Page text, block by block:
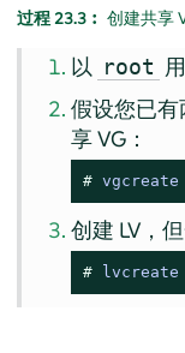
过程 23.3︰ 创建共享
以 root
假设您已
享 VG：
#
创建 LV，
# lvcreate